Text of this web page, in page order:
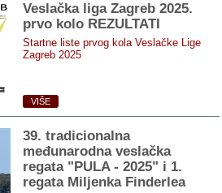
Veslačka liga Zagreb 2025.
prvo kolo REZULTATI
Startne liste prvog kola Veslačke Lige
Zagreb 2025
VIŠE
39. tradicionalna
međunarodna veslačka
regata "PULA ‑ 2025" i 1.
regata Miljenka Finderlea